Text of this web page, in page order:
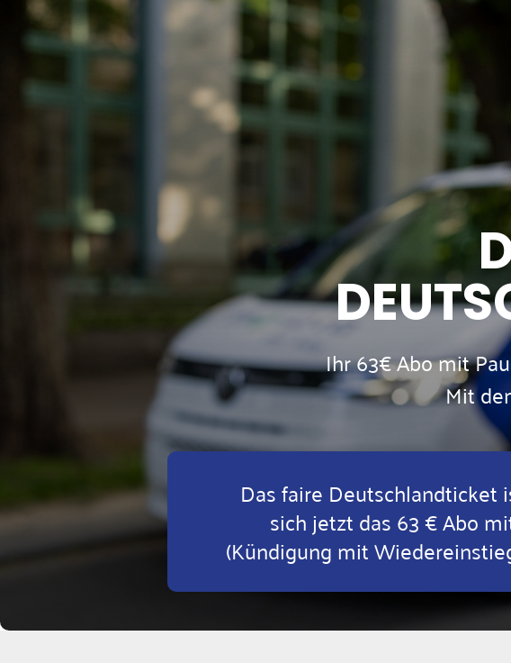
Ihr 63€ Abo mit
Mit
Das faire Deutschlandticket
sich jetzt das 63 € Abo
(Kündigung mit